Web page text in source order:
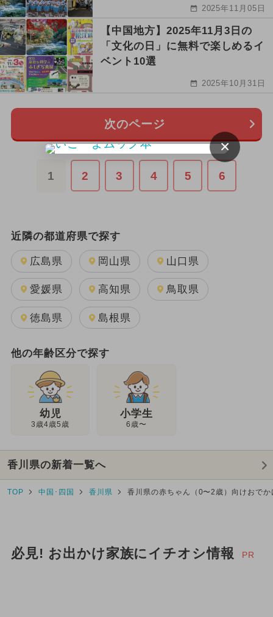
2025年11月05日
【中国地方】2025年11月3日の
「文化の日」に無料で楽しめるイ
ベント10選
2025年10月31日
次のページ
1 2 3 4 5 6
近隣の都道府県で探す
広島県 岡山県 山口県
愛媛県 高知県 鳥取県
徳島県 島根県
他の年齢区分で探す
幼児
3歳4歳5歳
小学生
6歳〜
香川県の新着一覧へ
TOP 中国･四国 香川県 香川県の赤ちゃん（0〜2歳）向けおでか
必見! お出かけ家族にイチオシ情報 PR
×